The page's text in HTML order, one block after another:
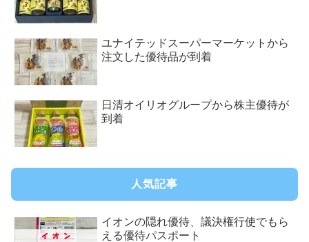
ユナイテッドスーパーマーケットから
注文した優待品が到着
日清オイリオグループから株主優待が
到着
人気記事
イオンの隠れ優待、議決権行使でもら
える優待パスポート